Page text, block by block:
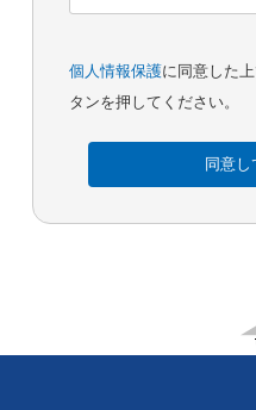
個人情報保護に同意した
タンを押してください。